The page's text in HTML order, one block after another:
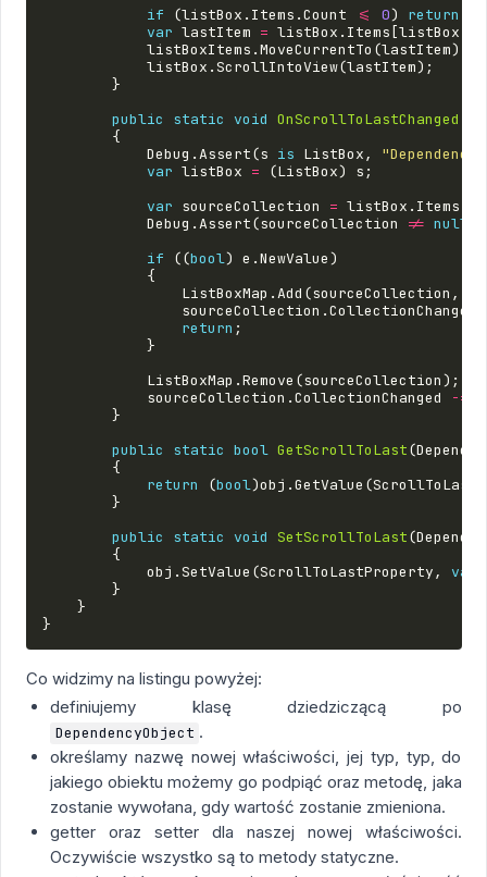
if
(listBox . Items .Count <= 0) return
var lastItem = listBox . Items [listBox
listBoxItems .MoveCurrentTo (lastItem);
listBox .ScrollIntoView(lastItem);
}
public
static void OnScrollToLastChanged
{
Debug .Assert(s is ListBox,
var listBox = (ListBox) s ;
var sourceCollection = listBox . Items
Debug .Assert(sourceCollection != null
if
((bool) e .NewValue )
{
ListBoxMap .Add (sourceCollection ,
sourceCollection .CollectionChanged
return ;
}
ListBoxMap .Remove (sourceCollection );
sourceCollection .CollectionChanged -=
}
public
static bool GetScrollToLast(
{
return
(bool)obj .GetValue (
}
public
static void SetScrollToLast(
{
obj .SetValue (ScrollToLastProperty,
}
}
}
Co widzimy na listingu powyżej:
definiujemy klasę dziedziczącą po
DependencyObject .
określamy nazwę nowej właściwości, jej typ, typ, do
jakiego obiektu możemy go podpiąć oraz metodę, jaka
zostanie wywołana, gdy wartość zostanie zmieniona.
getter oraz setter dla naszej nowej właściwości.
Oczywiście wszystko są to metody statyczne.